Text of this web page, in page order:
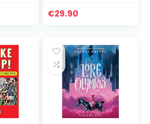
€29.90